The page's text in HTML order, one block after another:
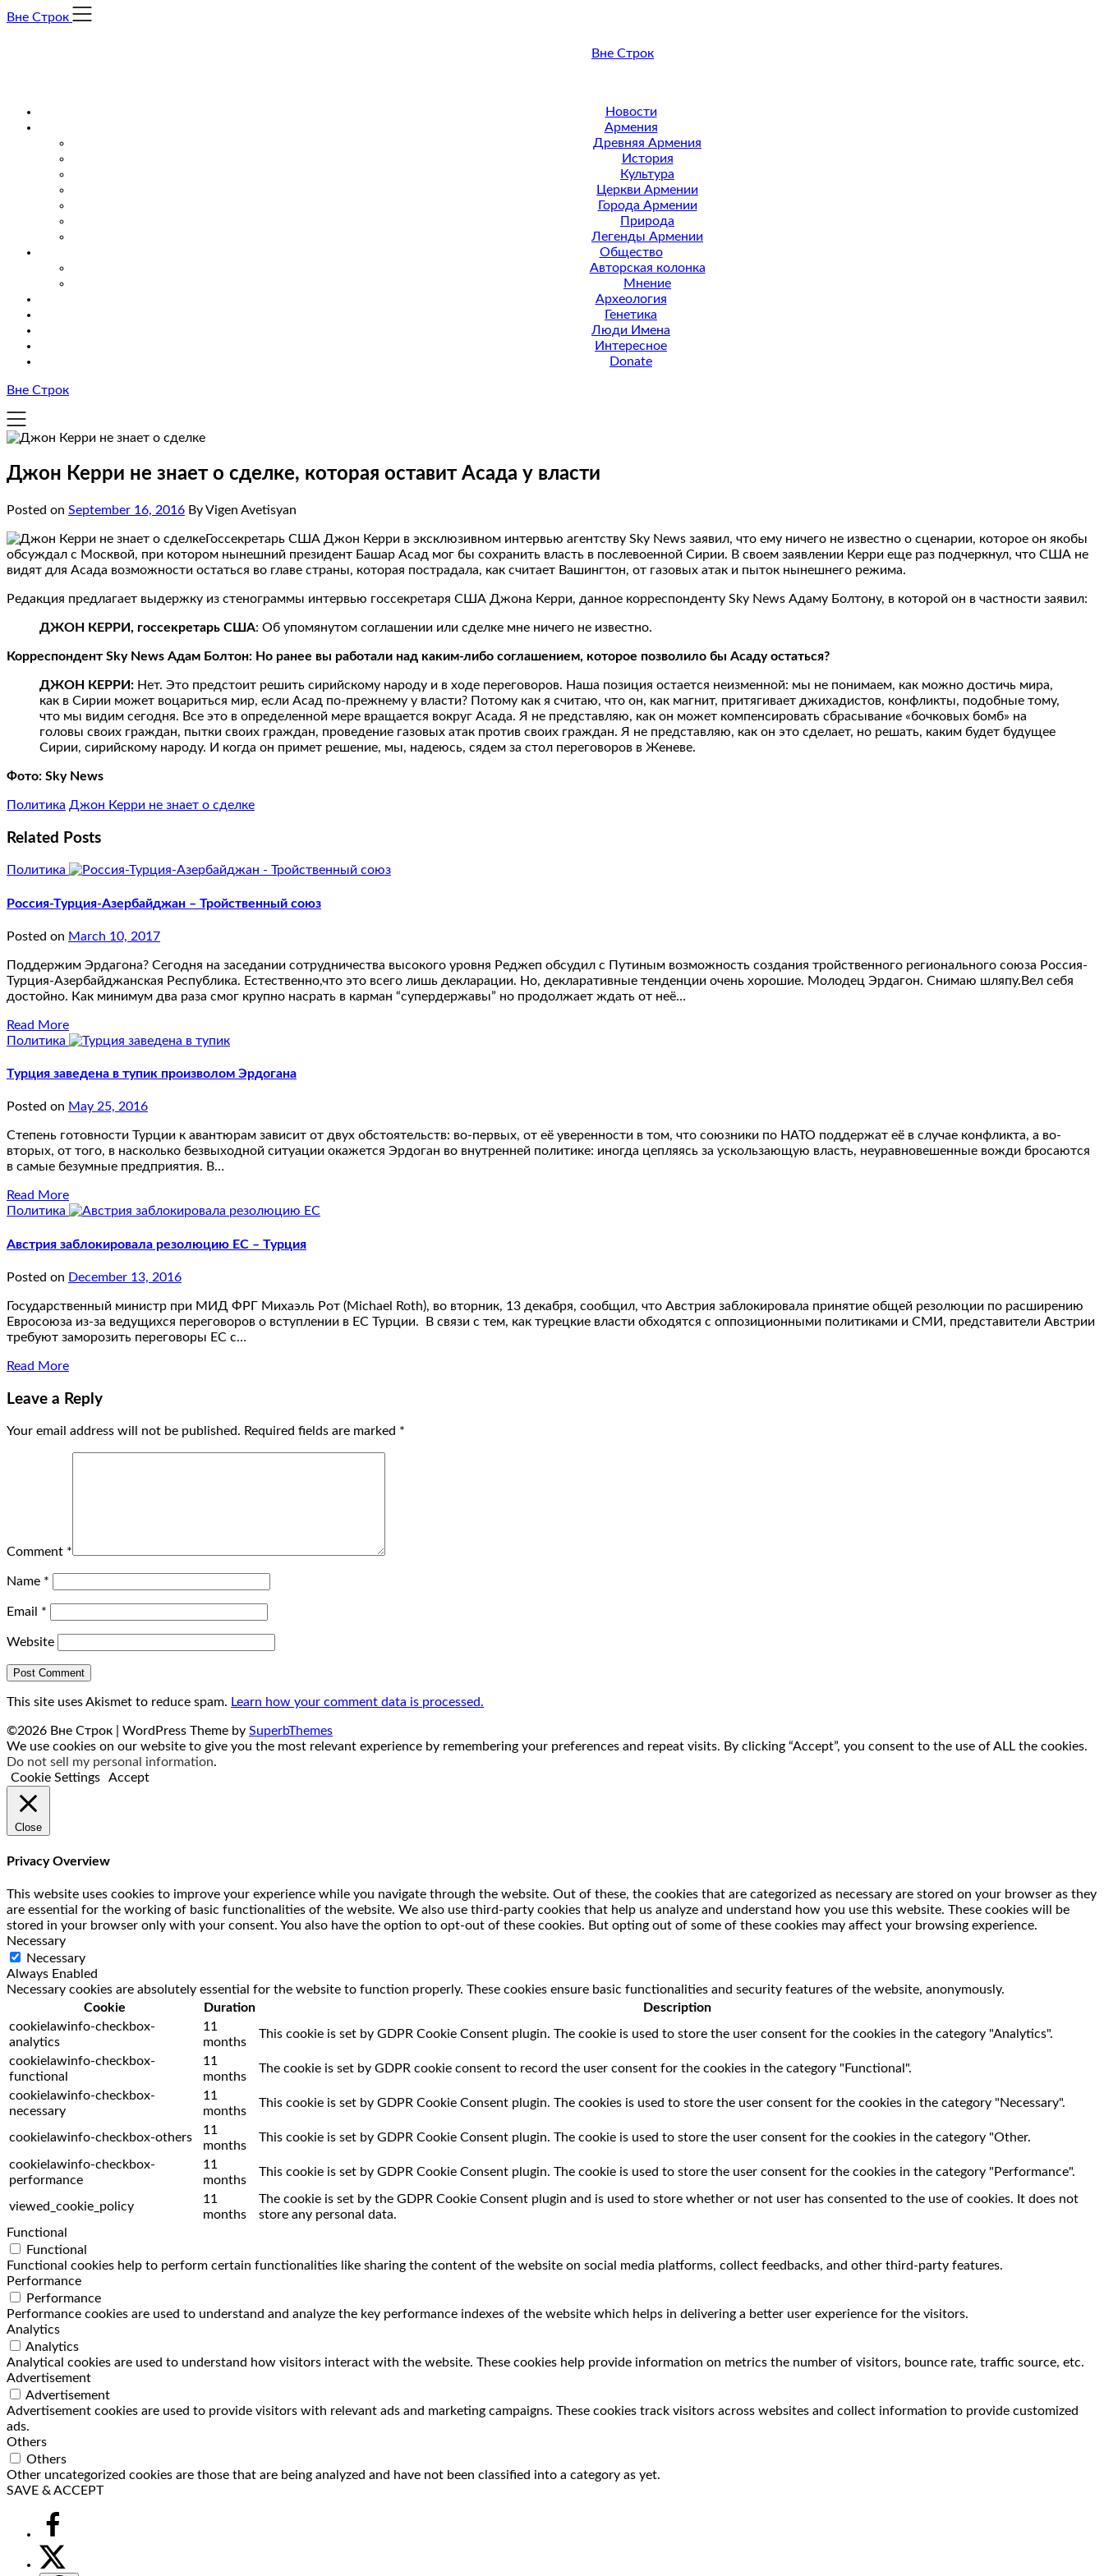
Skip
Вне Строк
Вне Строк
Новости
Армения
Древняя Армения
История
Культура
Церкви Армении
Города Армении
Природа
Легенды Армении
Общество
Авторская колонка
Мнение
Археология
Генетика
Люди Имена
Интересное
Donate
Вне Строк
Джон Керри не знает о сделке, которая оставит Асада у власти
Posted on September 16, 2016 By Vigen Avetisyan
Госсекретарь США Джон Керри в эксклюзивном интервью агентству Sky News заявил, что ему ничего не известно о сценарии, которое он якобы
обсуждал с Москвой, при котором нынешний президент Башар Асад мог бы сохранить власть в послевоенной Сирии. В своем заявлении Керри еще раз подчеркнул, что США не
видят для Асада возможности остаться во главе страны, которая пострадала, как считает Вашингтон, от газовых атак и пыток нынешнего режима.
Редакция предлагает выдержку из стенограммы интервью госсекретаря США Джона Керри, данное корреспонденту Sky News Адаму Болтону, в которой он в частности заявил:
ДЖОН КЕРРИ, госсекретарь США: Об упомянутом соглашении или сделке мне ничего не известно.
Корреспондент Sky News Адам Болтон: Но ранее вы работали над каким-либо соглашением, которое позволило бы Асаду остаться?
ДЖОН КЕРРИ: Нет. Это предстоит решить сирийскому народу и в ходе переговоров. Наша позиция остается неизменной: мы не понимаем, как можно достичь мира,
как в Сирии может воцариться мир, если Асад по-прежнему у власти? Потому как я считаю, что он, как магнит, притягивает джихадистов, конфликты, подобные тому,
что мы видим сегодня. Все это в определенной мере вращается вокруг Асада. Я не представляю, как он может компенсировать сбрасывание «бочковых бомб» на
головы своих граждан, пытки своих граждан, проведение газовых атак против своих граждан. Я не представляю, как он это сделает, но решать, каким будет будущее
Сирии, сирийскому народу. И когда он примет решение, мы, надеюсь, сядем за стол переговоров в Женеве.
Фото: Sky News
Политика Джон Керри не знает о сделке
Related Posts
Политика
Россия-Турция-Азербайджан – Тройственный союз
Posted on March 10, 2017
Поддержим Эрдагона? Сегодня на заседании сотрудничества высокого уровня Реджеп обсудил с Путиным возможность создания тройственного регионального союза Россия-
Турция-Азербайджанская Республика. Естественно,что это всего лишь декларации. Но, декларативные тенденции очень хорошие. Молодец Эрдагон. Снимаю шляпу.Вел себя
достойно. Как минимум два раза смог крупно насрать в карман “супердержавы” но продолжает ждать от неё…
Read More
Политика
Турция заведена в тупик произволом Эрдогана
Posted on May 25, 2016
Степень готовности Турции к авантюрам зависит от двух обстоятельств: во-первых, от её уверенности в том, что союзники по НАТО поддержат её в случае конфликта, а во-
вторых, от того, в насколько безвыходной ситуации окажется Эрдоган во внутренней политике: иногда цепляясь за ускользающую власть, неуравновешенные вожди бросаются
в самые безумные предприятия. В…
Read More
Политика
Австрия заблокировала резолюцию ЕС – Турция
Posted on December 13, 2016
Государственный министр при МИД ФРГ Михаэль Рот (Michael Roth), во вторник, 13 декабря, сообщил, что Австрия заблокировала принятие общей резолюции по расширению
Евросоюза из-за ведущихся переговоров о вступлении в ЕС Турции. В связи с тем, как турецкие власти обходятся с оппозиционными политиками и СМИ, представители Австрии
требуют заморозить переговоры ЕС с…
Read More
Leave a Reply
Your email address will not be published. Required fields are marked *
Comment *
Name *
Email *
Website
This site uses Akismet to reduce spam. Learn how your comment data is processed.
©2026 Вне Строк | WordPress Theme by SuperbThemes
We use cookies on our website to give you the most relevant experience by remembering your preferences and repeat visits. By clicking “Accept”, you consent to the use of ALL the cookies.
Do not sell my personal information.
Cookie Settings
Accept
Close
Privacy Overview
This website uses cookies to improve your experience while you navigate through the website. Out of these, the cookies that are categorized as necessary are stored on your browser as they
are essential for the working of basic functionalities of the website. We also use third-party cookies that help us analyze and understand how you use this website. These cookies will be
stored in your browser only with your consent. You also have the option to opt-out of these cookies. But opting out of some of these cookies may affect your browsing experience.
Necessary
Necessary
Always Enabled
Necessary cookies are absolutely essential for the website to function properly. These cookies ensure basic functionalities and security features of the website, anonymously.
Cookie
Duration
Description
cookielawinfo-checkbox-
analytics
11
months
This cookie is set by GDPR Cookie Consent plugin. The cookie is used to store the user consent for the cookies in the category "Analytics".
cookielawinfo-checkbox-
functional
11
months
The cookie is set by GDPR cookie consent to record the user consent for the cookies in the category "Functional".
cookielawinfo-checkbox-
necessary
11
months
This cookie is set by GDPR Cookie Consent plugin. The cookies is used to store the user consent for the cookies in the category "Necessary".
cookielawinfo-checkbox-others
11
months
This cookie is set by GDPR Cookie Consent plugin. The cookie is used to store the user consent for the cookies in the category "Other.
cookielawinfo-checkbox-
performance
11
months
This cookie is set by GDPR Cookie Consent plugin. The cookie is used to store the user consent for the cookies in the category "Performance".
viewed_cookie_policy
11
months
The cookie is set by the GDPR Cookie Consent plugin and is used to store whether or not user has consented to the use of cookies. It does not
store any personal data.
Functional
Functional
Functional cookies help to perform certain functionalities like sharing the content of the website on social media platforms, collect feedbacks, and other third-party features.
Performance
Performance
Performance cookies are used to understand and analyze the key performance indexes of the website which helps in delivering a better user experience for the visitors.
Analytics
Analytics
Analytical cookies are used to understand how visitors interact with the website. These cookies help provide information on metrics the number of visitors, bounce rate, traffic source, etc.
Advertisement
Advertisement
Advertisement cookies are used to provide visitors with relevant ads and marketing campaigns. These cookies track visitors across websites and collect information to provide customized
ads.
Others
Others
Other uncategorized cookies are those that are being analyzed and have not been classified into a category as yet.
SAVE & ACCEPT